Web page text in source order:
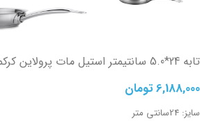
تابه 24*5.0 سانتیمتر استیل مات پرولاین کرکماز 1153
6,188,000تومان
سایز: 24سانتی متر